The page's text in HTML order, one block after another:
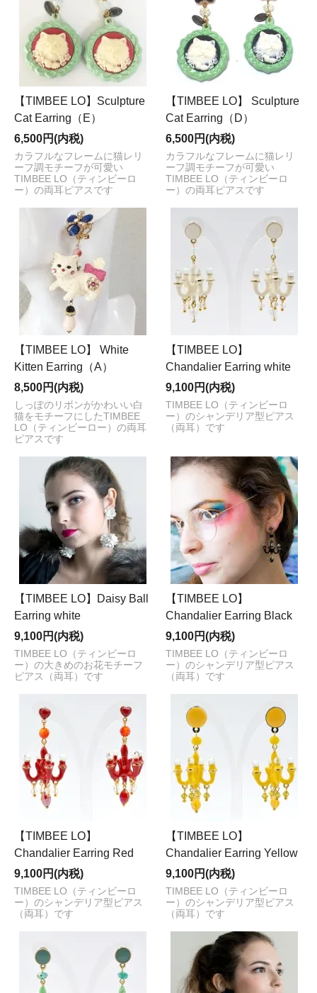
【TIMBEE LO】Sculpture
Cat Earring（E）
6,500円(内税)
カラフルなフレームに猫レリ
ーフ調モチーフが可愛い
TIMBEE LO（ティンビーロ
ー）の両耳ピアスです
【TIMBEE LO】 Sculpture
Cat Earring（D）
6,500円(内税)
カラフルなフレームに猫レリ
ーフ調モチーフが可愛い
TIMBEE LO（ティンビーロ
ー）の両耳ピアスです
【TIMBEE LO】 White
Kitten Earring（A）
8,500円(内税)
しっぽのリボンがかわいい白
猫をモチーフにしたTIMBEE
LO（ティンビーロー）の両耳
ピアスです
【TIMBEE LO】
Chandalier Earring white
9,100円(内税)
TIMBEE LO（ティンビーロ
ー）のシャンデリア型ピアス
（両耳）です
【TIMBEE LO】Daisy Ball
Earring white
9,100円(内税)
TIMBEE LO（ティンビーロ
ー）の大きめのお花モチーフ
ピアス（両耳）です
【TIMBEE LO】
Chandalier Earring Black
9,100円(内税)
TIMBEE LO（ティンビーロ
ー）のシャンデリア型ピアス
（両耳）です
【TIMBEE LO】
Chandalier Earring Red
9,100円(内税)
TIMBEE LO（ティンビーロ
ー）のシャンデリア型ピアス
（両耳）です
【TIMBEE LO】
Chandalier Earring Yellow
9,100円(内税)
TIMBEE LO（ティンビーロ
ー）のシャンデリア型ピアス
（両耳）です